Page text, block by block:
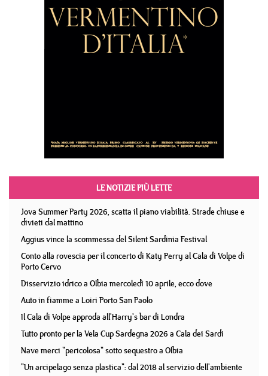
LE NOTIZIE PIÙ LETTE
Jova Summer Party 2026, scatta il piano viabilità. Strade chiuse e
divieti dal mattino
Aggius vince la scommessa del Silent Sardinia Festival
Conto alla rovescia per il concerto di Katy Perry al Cala di Volpe di
Porto Cervo
Disservizio idrico a Olbia mercoledì 10 aprile, ecco dove
Auto in fiamme a Loiri Porto San Paolo
Il Cala di Volpe approda all'Harry's bar di Londra
Tutto pronto per la Vela Cup Sardegna 2026 a Cala dei Sardi
Nave merci "pericolosa" sotto sequestro a Olbia
"Un arcipelago senza plastica": dal 2018 al servizio dell'ambiente